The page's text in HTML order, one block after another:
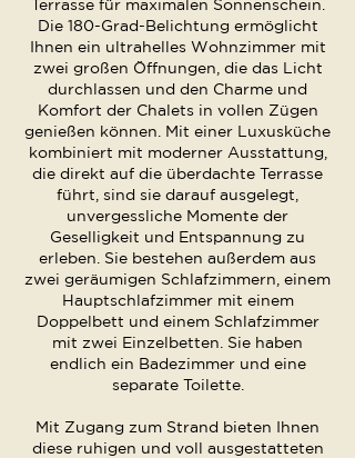
Terrasse für maximalen Sonnenschein.
Die 180-Grad-Belichtung ermöglicht
Ihnen ein ultrahelles Wohnzimmer mit
zwei großen Öffnungen, die das Licht
durchlassen und den Charme und
Komfort der Chalets in vollen Zügen
genießen können. Mit einer Luxusküche
kombiniert mit moderner Ausstattung,
die direkt auf die überdachte Terrasse
führt, sind sie darauf ausgelegt,
unvergessliche Momente der
Geselligkeit und Entspannung zu
erleben. Sie bestehen außerdem aus
zwei geräumigen Schlafzimmern, einem
Hauptschlafzimmer mit einem
Doppelbett und einem Schlafzimmer
mit zwei Einzelbetten. Sie haben
endlich ein Badezimmer und eine
separate Toilette.
Mit Zugang zum Strand bieten Ihnen
diese ruhigen und voll ausgestatteten